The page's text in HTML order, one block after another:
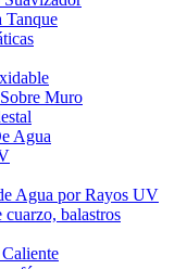
Tanque
Muro
Agua
Agua por Rayos UV
cuarzo, balastros